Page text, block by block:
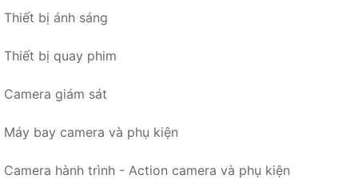
Thiết bị ánh sáng
Thiết bị quay phim
Camera giám sát
Máy bay camera và phụ kiện
Camera hành trình - Action camera và phụ kiện